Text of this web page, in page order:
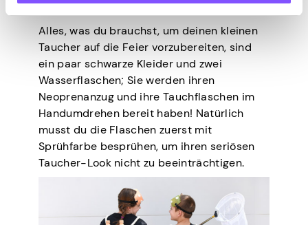
Alles, was du brauchst, um deinen kleinen
Taucher auf die Feier vorzubereiten, sind
ein paar schwarze Kleider und zwei
Wasserflaschen; Sie werden ihren
Neoprenanzug und ihre Tauchflaschen im
Handumdrehen bereit haben! Natürlich
musst du die Flaschen zuerst mit
Sprühfarbe besprühen, um ihren seriösen
Taucher-Look nicht zu beeinträchtigen.